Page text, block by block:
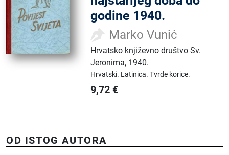
godine 1940.
Marko Vunić
Hrvatsko književno društvo Sv.
Jeronima, 1940.
Hrvatski. Latinica.Tvrde korice.
9,72 €
OD ISTOG AUTORA